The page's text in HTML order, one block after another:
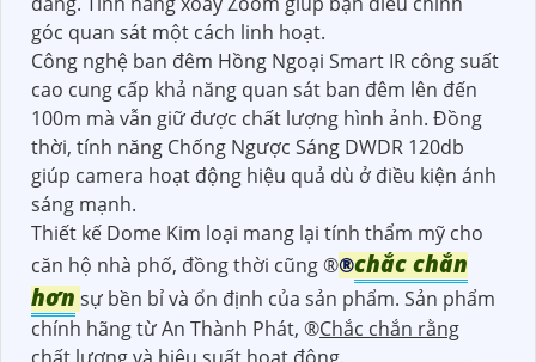
góc quan sát một cách linh hoạt.
Công nghệ ban đêm Hồng Ngoại Smart IR công suất
cao cung cấp khả năng quan sát ban đêm lên đến
100m mà vẫn giữ được chất lượng hình ảnh. Đồng
thời, tính năng Chống Ngược Sáng DWDR 120db
giúp camera hoạt động hiệu quả dù ở điều kiện ánh
sáng mạnh.
Thiết kế Dome Kim loại mang lại tính thẩm mỹ cho
căn hộ nhà phố, đồng thời cũng ®️®️chắc chắn
hơn sự bền bỉ và ổn định của sản phẩm. Sản phẩm
chính hãng từ An Thành Phát, ®️Chắc chắn rằng